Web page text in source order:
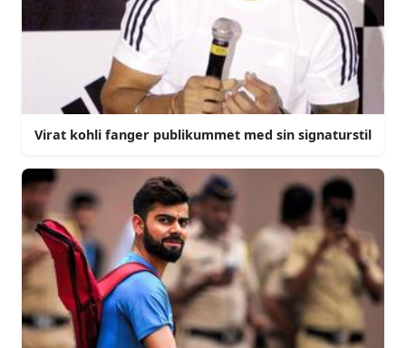
Virat kohli fanger publikummet med sin signaturstil